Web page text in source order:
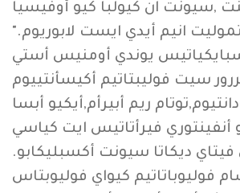
,سيونت ان كيولبا كيو أوفيسيا
انيم أيدي ايست لابوريوم."
يوندي أومنيس أستي
سيت فوليبتاتيم أكيسأنتييوم
ريم أبيرأم,أيكيو أبسا
أنفينتوري فيرأتاتيس ايت كياسي
فيتاي ديكاتا سيونت أكسبليكابو.
فوليوباتاتيم كيواي فوليوبتاس